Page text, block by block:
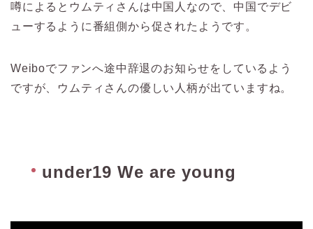
噂によるとウムティさんは中国人なので、中国でデビ
ューするように番組側から促されたようです。
Weiboでファンへ途中辞退のお知らせをしているよう
ですが、ウムティさんの優しい人柄が出ていますね。
under19 We are young